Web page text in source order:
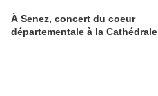
À Senez, concert du coeur
départementale à la Cathédrale